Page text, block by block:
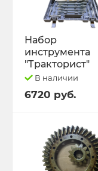
Набор
инструмента
"Тракторист"
В наличии
6720 руб.